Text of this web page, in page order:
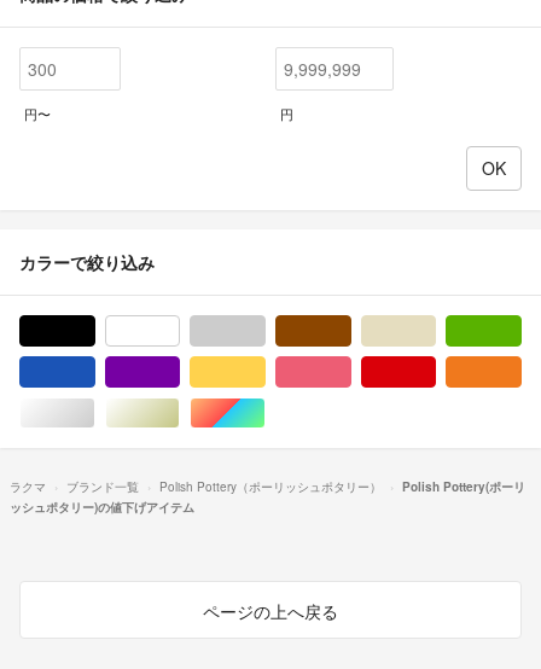
円〜 円
カラーで絞り込み
シルバー/銀色系ゴールド/金色系マルチカラー
ラクマ ブランド一覧 Polish Pottery（ポーリッシュポタリー）
Polish Pottery(ポーリ
ッシュポタリー)の値下げアイテム
ページの上へ戻る